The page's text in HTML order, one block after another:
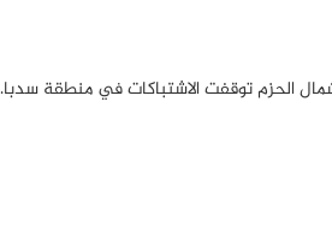
الحزم توقفت الاشتباكات في منطقة سدبا.